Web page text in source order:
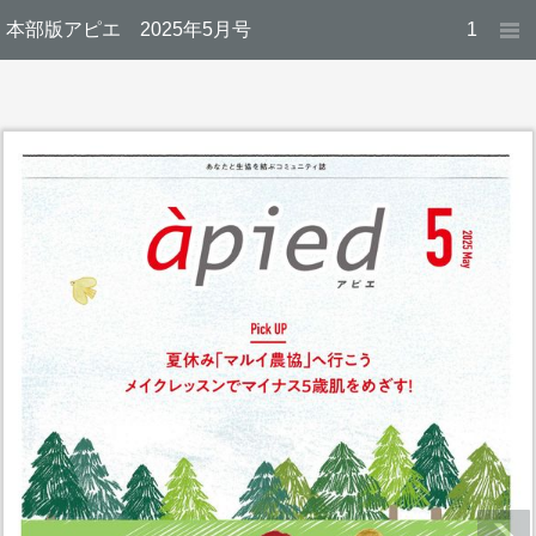
本部版アピエ 2025年5月号 1